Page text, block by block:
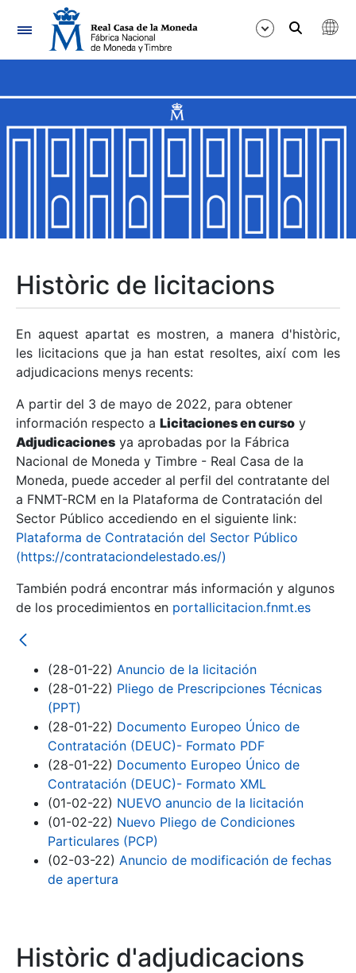
Navegació
Mostra/Amaga
Mostra/Amaga
Mostra/Amaga
Mostra/Amaga
Mostra/Amaga
Històric de licitacions
En aquest apartat es mostren, a manera d'històric,
les licitacions que ja han estat resoltes, així com les
adjudicacions menys recents:
A partir del 3 de mayo de 2022, para obtener
información respecto a Licitaciones en curso y
Adjudicaciones ya aprobadas por la Fábrica
Nacional de Moneda y Timbre - Real Casa de la
Moneda, puede acceder al perfil del contratante del
a FNMT-RCM en la Plataforma de Contratación del
Sector Público accediendo en el siguiente link:
Plataforma de Contratación del Sector Público
(https://contrataciondelestado.es/)
También podrá encontrar más información y algunos
de los procedimientos en portallicitacion.fnmt.es
(28-01-22) Anuncio de la licitación
(28-01-22) Pliego de Prescripciones Técnicas
(PPT)
(28-01-22) Documento Europeo Único de
Contratación (DEUC)- Formato PDF
(28-01-22) Documento Europeo Único de
Contratación (DEUC)- Formato XML
(01-02-22) NUEVO anuncio de la licitación
(01-02-22) Nuevo Pliego de Condiciones
Particulares (PCP)
(02-03-22) Anuncio de modificación de fechas
de apertura
Històric d'adjudicacions